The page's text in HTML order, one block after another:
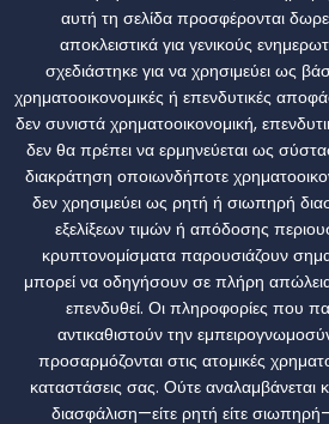
αυτή τη σελίδα προσφέρονται
αποκλειστικά για γενικούς
σχεδιάστηκε για να χρησιμεύει ως
χρηματοοικονομικές ή επενδυτικές
δεν συνιστά χρηματοοικονομική,
δεν θα πρέπει να ερμηνεύεται ως
διακράτηση οποιωνδήποτε
δεν χρησιμεύει ως ρητή ή σιωπηρή
εξελίξεων τιμών ή απόδοσης
κρυπτονομίσματα παρουσιάζουν
μπορεί να οδηγήσουν σε πλήρη
επενδυθεί. Οι πληροφορίες που
αντικαθιστούν την
προσαρμόζονται στις ατομικές
καταστάσεις σας. Ούτε αναλαμβάνεται
διασφάλιση—είτε ρητή είτε